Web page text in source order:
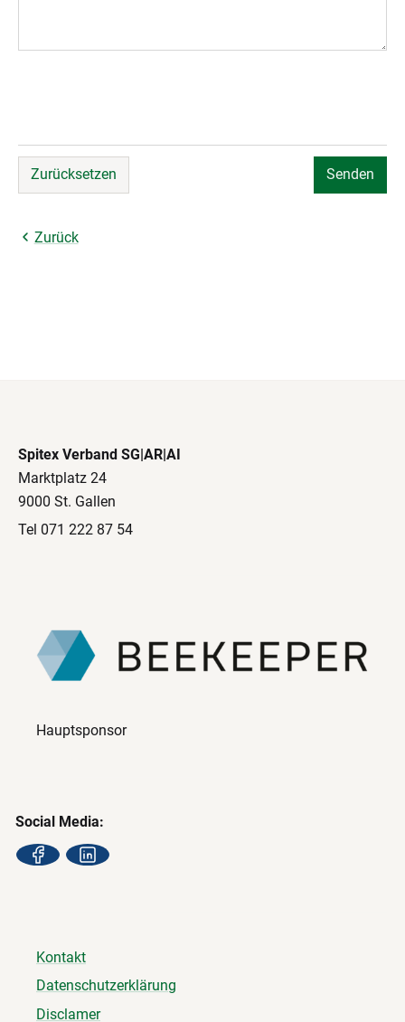
Zurücksetzen Senden
Zurück
Spitex Verband SG|AR|AI
Marktplatz 24
9000 St. Gallen
Tel 071 222 87 54
Hauptsponsor
Social Media:
Kontakt
Datenschutzerklärung
Disclamer